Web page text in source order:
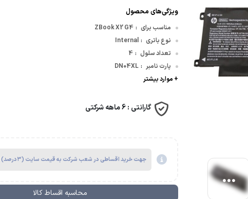
لپ تاپ ام اس آی| Msi
لپ تاپ ایسر | Acer
لپ تاپ مایکروسافت | Microsoft
ویژگی‌های محصول
مناسب برای :
ZBook X2 G4
نوع باتری :
Internal
تعداد سلول :
4
پارت نامبر :
DN04XL
+ موارد بیشتر
گارانتی :6 ماهه شرکتی
جهت خرید اقساطی در شعب شرکت به قیمت سایت (۳درصد) افزوده می گردد.
محاسبه اقساط کالا